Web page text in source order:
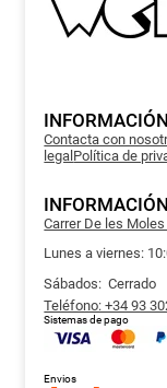
INFORMACIÓN
Contacta con
legal Política de
INFORMACIÓN
Carrer De les
Lunes a viernes:
Sábados: Cerrado
Teléfono: +34 93
Sistemas de pago
Envios